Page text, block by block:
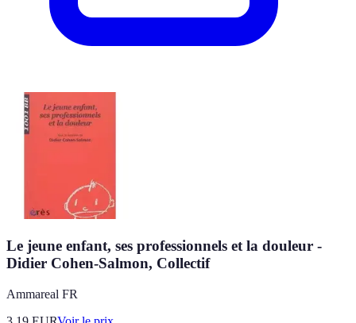
Le jeune enfant, ses professionnels et la douleur -
Didier Cohen-Salmon, Collectif
Ammareal FR